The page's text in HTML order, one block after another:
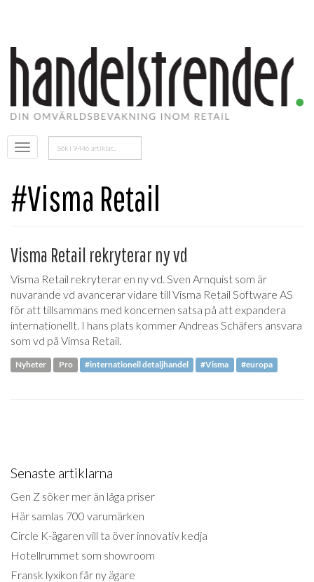
Öppna
menyn
Sök
efter:
#Visma Retail
Visma Retail rekryterar ny vd
Visma Retail rekryterar en ny vd. Sven Arnquist som är
nuvarande vd avancerar vidare till Visma Retail Software AS
för att tillsammans med koncernen satsa på att expandera
internationellt. I hans plats kommer Andreas Schäfers ansvara
som vd på Vimsa Retail.
Nyheter Pro #internationell detaljhandel #Visma #europa
Senaste artiklarna
Gen Z söker mer än låga priser
Här samlas 700 varumärken
Circle K-ägaren vill ta över innovativ kedja
Hotellrummet som showroom
Fransk lyxikon får ny ägare